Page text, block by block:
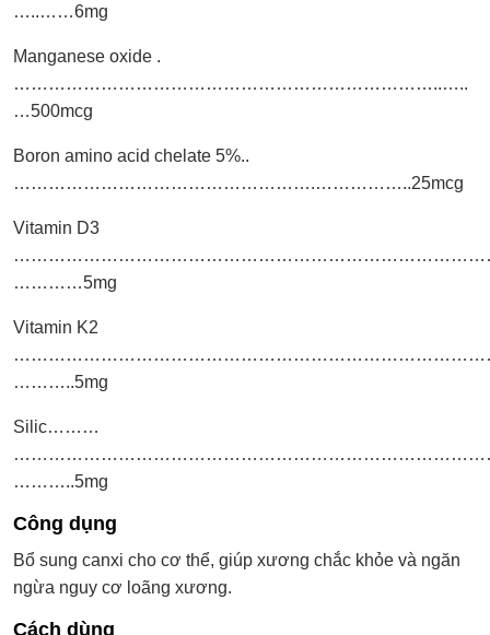
…..……6mg
Manganese oxide .
………………………………………………………………..…..
…500mcg
Boron amino acid chelate 5%..
…………………………………………….……………..25mcg
Vitamin D3
…………5mg
Vitamin K2
………..5mg
Silic………
………..5mg
Công dụng
Bổ sung canxi cho cơ thể, giúp xương chắc khỏe và ngăn
ngừa nguy cơ loãng xương.
Cách dùng